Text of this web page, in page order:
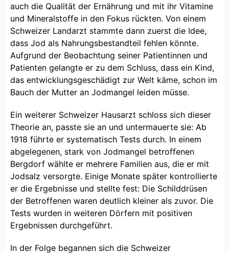
auch die Qualität der Ernährung und mit ihr Vitamine
und Mineralstoffe in den Fokus rückten. Von einem
Schweizer Landarzt stammte dann zuerst die Idee,
dass Jod als Nahrungsbestandteil fehlen könnte.
Aufgrund der Beobachtung seiner Patientinnen und
Patienten gelangte er zu dem Schluss, dass ein Kind,
das entwicklungsgeschädigt zur Welt käme, schon im
Bauch der Mutter an Jodmangel leiden müsse.
Ein weiterer Schweizer Hausarzt schloss sich dieser
Theorie an, passte sie an und untermauerte sie: Ab
1918 führte er systematisch Tests durch. In einem
abgelegenen, stark von Jodmangel betroffenen
Bergdorf wählte er mehrere Familien aus, die er mit
Jodsalz versorgte. Einige Monate später kontrollierte
er die Ergebnisse und stellte fest: Die Schilddrüsen
der Betroffenen waren deutlich kleiner als zuvor. Die
Tests wurden in weiteren Dörfern mit positiven
Ergebnissen durchgeführt.
In der Folge begannen sich die Schweizer